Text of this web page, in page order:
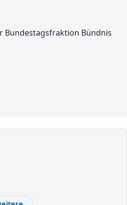
Bundestagsfraktion Bündnis